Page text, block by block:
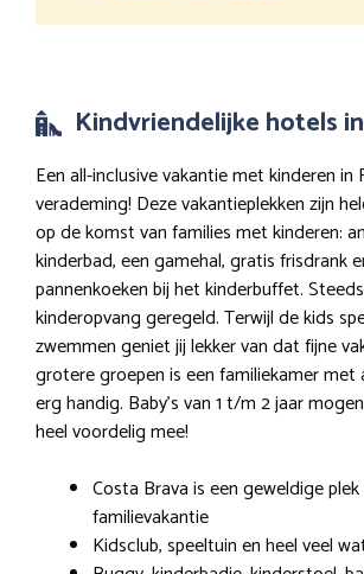
Kindvriendelijke hotels
Een all-inclusive vakantie met kinderen in
verademing! Deze vakantieplekken zijn
op de komst van families met kinderen:
kinderbad, een gamehal, gratis frisdrank
pannenkoeken bij het kinderbuffet.
kinderopvang geregeld. Terwijl de kids
zwemmen geniet jij lekker van dat fijne
grotere groepen is een familiekamer met
erg handig. Baby’s van 1 t/m 2 jaar
heel voordelig mee!
Costa Brava is een geweldige
familievakantie
Kidsclub, speeltuin en heel veel